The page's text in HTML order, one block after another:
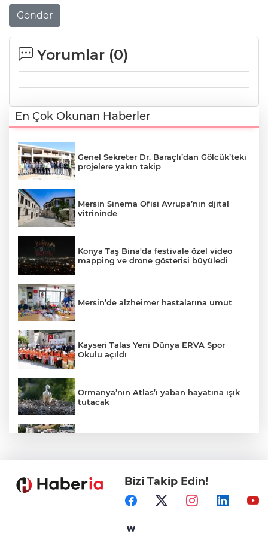
Gönder
Yorumlar (0)
En Çok Okunan Haberler
Genel Sekreter Dr. Baraçlı’dan Gölcük’teki
projelere yakın takip
Mersin Sinema Ofisi Avrupa’nın djital
vitrininde
Konya Taş Bina'da festivale özel video
mapping ve drone gösterisi büyüledi
Mersin’de alzheimer hastalarına umut
Kayseri Talas Yeni Dünya ERVA Spor
Okulu açıldı
Ormanya’nın Atlas’ı yaban hayatına ışık
tutacak
Kayseri Melikgazi'den ücretsiz yaz
Bizi Takip Edin!